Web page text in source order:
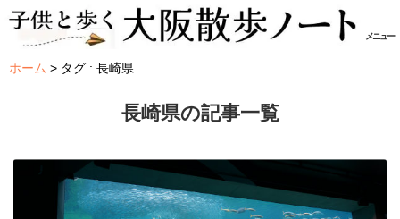
メニュー
ホーム タグ : 長崎県
長崎県の記事一覧